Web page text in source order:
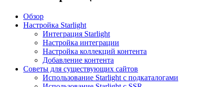
Обзор
Настройка Starlight
Интеграция Starlight
Настройка интеграции
Настройка коллекций контента
Добавление контента
Советы для существующих сайтов
Использование Starlight с подкаталогами